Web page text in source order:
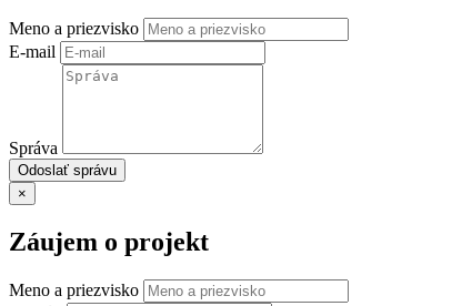
Meno a priezvisko
E-mail
Správa
Odoslať správu
×
Záujem o projekt
Meno a priezvisko